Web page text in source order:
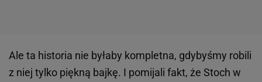
Ale ta historia nie byłaby kompletna, gdybyśmy robili
z niej tylko piękną bajkę. I pomijali fakt, że Stoch w